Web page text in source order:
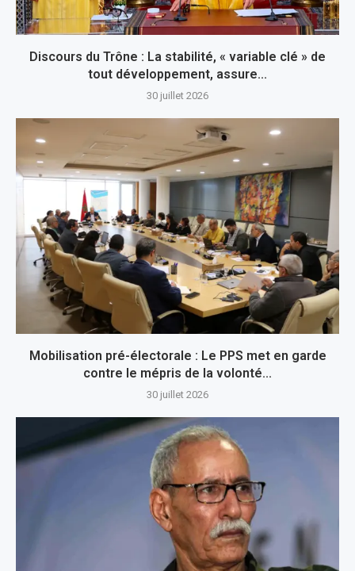
Discours du Trône : La stabilité, « variable clé » de
tout développement, assure...
30 juillet 2026
Mobilisation pré-électorale : Le PPS met en garde
contre le mépris de la volonté...
30 juillet 2026